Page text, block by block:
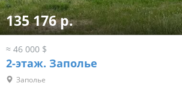
135 176 р.
≈ 46 000 $
2-этаж. Заполье
Заполье